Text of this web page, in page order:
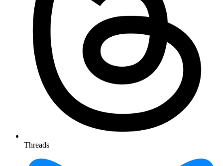
Threads